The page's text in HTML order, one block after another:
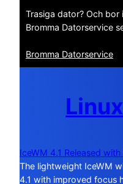
Trasiga dator? Och bor
Bromma Datorservice
Bromma Datorservice
IceWM 4.1 Released
The lightweight IceWM
4.1 with improved focus